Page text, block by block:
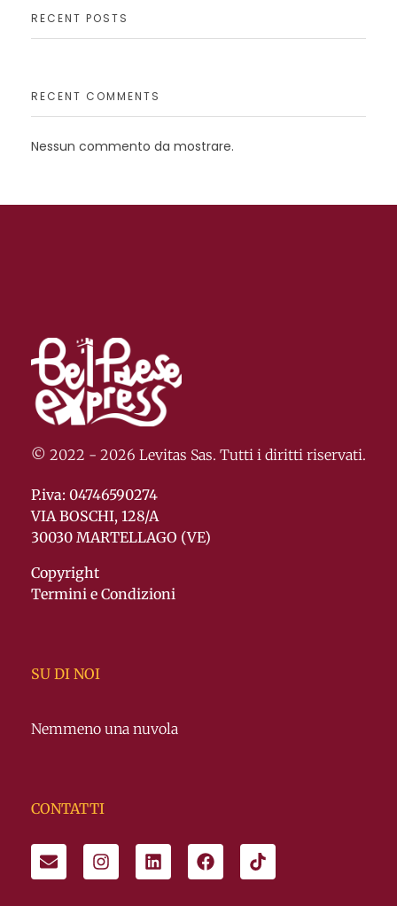
RECENT POSTS
RECENT COMMENTS
Nessun commento da mostrare.
© 2022 - 2026 Levitas Sas. Tutti i diritti riservati.
P.iva: 04746590274
VIA BOSCHI, 128/A
30030 MARTELLAGO (VE)
Copyright
Termini e Condizioni
SU DI NOI
Nemmeno una nuvola
CONTATTI